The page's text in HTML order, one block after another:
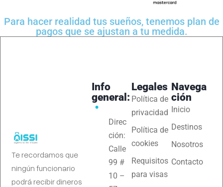
Para hacer realidad tus sueños, tenemos plan de
pagos que se ajustan a tu medida.
Te recordamos que
ningún funcionario
podrá recibir dineros
Navega
ción
Inicio
Destinos
Nosotros
Contacto
Legales
Política de
privacidad
Política de
cookies
Requisitos
para visas
Info
general:
Direc
ción:
Calle
99 #
10 –